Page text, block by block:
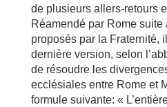
de plusieurs allers-retours
Réamendé par Rome suite
proposés par la Fraternité,
dernière version, selon
de résoudre les
ecclésiales entre Rome et
formule suivante: «